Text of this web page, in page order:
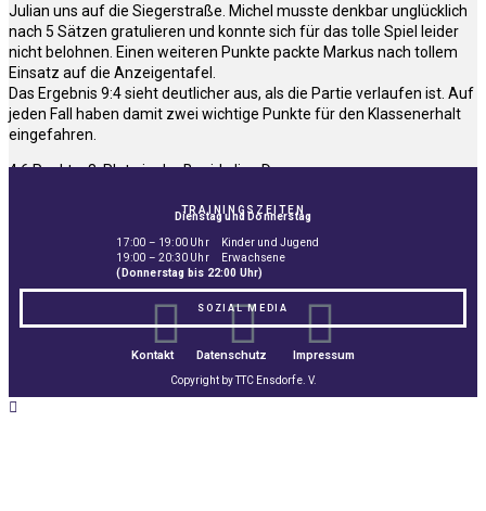
Julian uns auf die Siegerstraße. Michel musste denkbar unglücklich
nach 5 Sätzen gratulieren und konnte sich für das tolle Spiel leider
nicht belohnen. Einen weiteren Punkte packte Markus nach tollem
Einsatz auf die Anzeigentafel.
Das Ergebnis 9:4 sieht deutlicher aus, als die Partie verlaufen ist. Auf
jeden Fall haben damit zwei wichtige Punkte für den Klassenerhalt
eingefahren.
4:6 Punkte, 8. Platz in der Bezirksliga D
TRAININGSZEITEN
Dienstag und Donnerstag
17:00 – 19:00 Uhr Kinder und Jugend
19:00 – 20:30 Uhr Erwachsene
(Donnerstag bis 22:00 Uhr)
SOZIAL MEDIA
Kontakt Datenschutz Impressum
Copyright by TTC Ensdorf e. V.